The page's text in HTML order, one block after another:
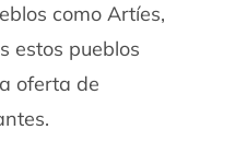
como Artíes,
estos pueblos
oferta de